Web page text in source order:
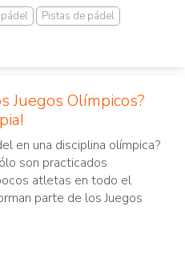
Pistas de pádel
Juegos Olímpicos?
en una disciplina olímpica?
son practicados
atletas en todo el
parte de los Juegos